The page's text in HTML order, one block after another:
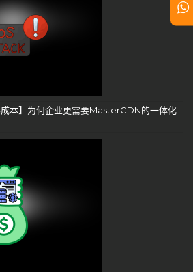
本】为何企业更需要MasterCDN的一体化